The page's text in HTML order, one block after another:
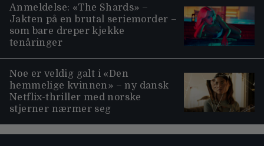
Anmeldelse: «The Shards» –
Jakten på en brutal seriemorder –
som bare dreper kjekke
tenåringer
Noe er veldig galt i «Den
hemmelige kvinnen» – ny dansk
Netflix-thriller med norske
stjerner nærmer seg